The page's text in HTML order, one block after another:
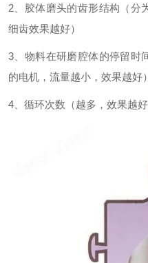
2、胶体磨头的齿形结构（分
细齿效果越好）
3、物料在研磨腔体的停留时
的电机，流量越小，效果越好）
4、循环次数（越多，效果越